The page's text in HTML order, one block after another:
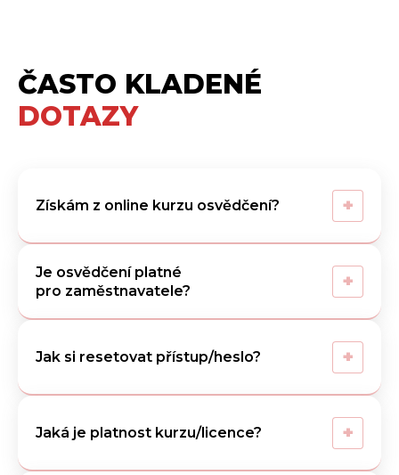
ČASTO KLADENÉ
DOTAZY
Získám z online kurzu osvědčení? +
Je osvědčení platné
pro zaměstnavatele?
+
Jak si resetovat přístup/heslo? +
Jaká je platnost kurzu/licence? +